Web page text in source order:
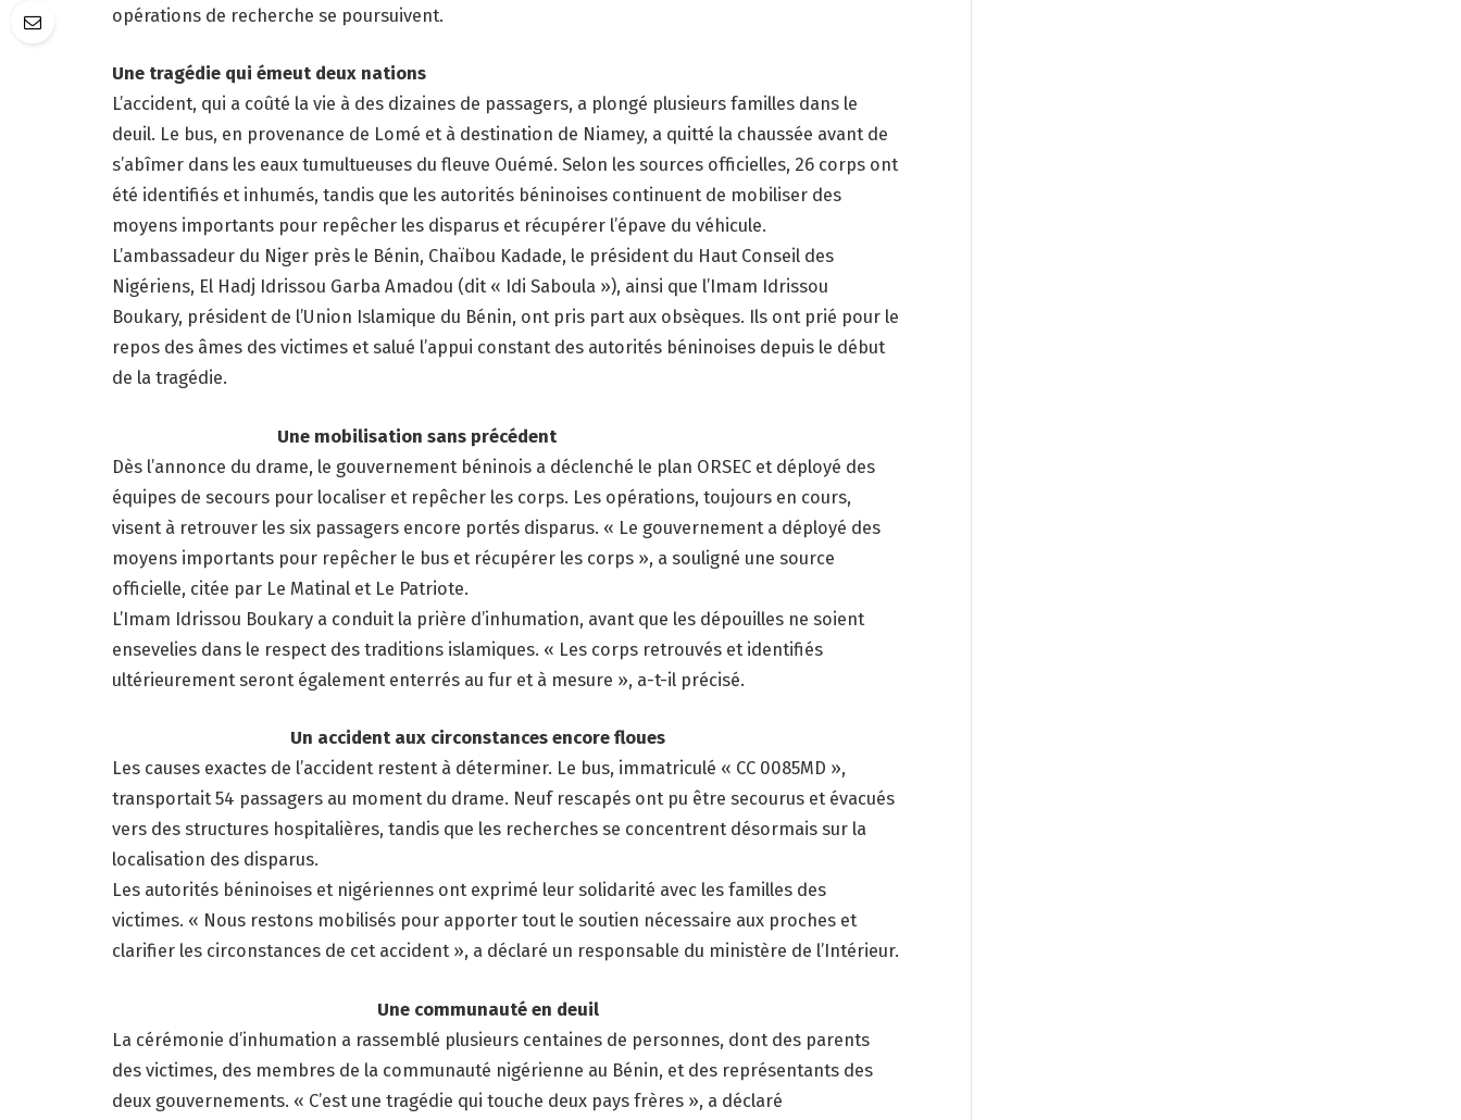
opérations de recherche se poursuivent.
Une tragédie qui émeut deux nations
L’accident, qui a coûté la vie à des dizaines de passagers, a plongé plusieurs familles dans le
deuil. Le bus, en provenance de Lomé et à destination de Niamey, a quitté la chaussée avant de
s’abîmer dans les eaux tumultueuses du fleuve Ouémé. Selon les sources officielles, 26 corps ont
été identifiés et inhumés, tandis que les autorités béninoises continuent de mobiliser des
moyens importants pour repêcher les disparus et récupérer l’épave du véhicule.
L’ambassadeur du Niger près le Bénin, Chaïbou Kadade, le président du Haut Conseil des
Nigériens, El Hadj Idrissou Garba Amadou (dit « Idi Saboula »), ainsi que l’Imam Idrissou
Boukary, président de l’Union Islamique du Bénin, ont pris part aux obsèques. Ils ont prié pour le
repos des âmes des victimes et salué l’appui constant des autorités béninoises depuis le début
de la tragédie.
Une mobilisation sans précédent
Dès l’annonce du drame, le gouvernement béninois a déclenché le plan ORSEC et déployé des
équipes de secours pour localiser et repêcher les corps. Les opérations, toujours en cours,
visent à retrouver les six passagers encore portés disparus. « Le gouvernement a déployé des
moyens importants pour repêcher le bus et récupérer les corps », a souligné une source
officielle, citée par Le Matinal et Le Patriote.
L’Imam Idrissou Boukary a conduit la prière d’inhumation, avant que les dépouilles ne soient
ensevelies dans le respect des traditions islamiques. « Les corps retrouvés et identifiés
ultérieurement seront également enterrés au fur et à mesure », a-t-il précisé.
Un accident aux circonstances encore floues
Les causes exactes de l’accident restent à déterminer. Le bus, immatriculé « CC 0085MD »,
transportait 54 passagers au moment du drame. Neuf rescapés ont pu être secourus et évacués
vers des structures hospitalières, tandis que les recherches se concentrent désormais sur la
localisation des disparus.
Les autorités béninoises et nigériennes ont exprimé leur solidarité avec les familles des
victimes. « Nous restons mobilisés pour apporter tout le soutien nécessaire aux proches et
clarifier les circonstances de cet accident », a déclaré un responsable du ministère de l’Intérieur.
Une communauté en deuil
La cérémonie d’inhumation a rassemblé plusieurs centaines de personnes, dont des parents
des victimes, des membres de la communauté nigérienne au Bénin, et des représentants des
deux gouvernements. « C’est une tragédie qui touche deux pays frères », a déclaré